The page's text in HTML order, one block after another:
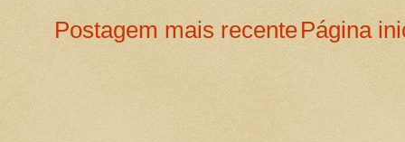
Postagem mais recentePágina